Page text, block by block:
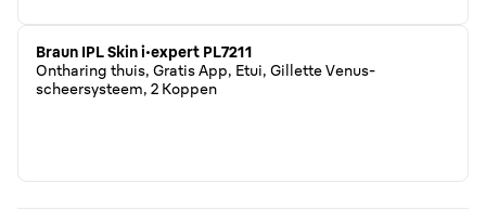
Braun IPL Skin i·expert PL7211
Ontharing thuis, Gratis App, Etui, Gillette Venus-
scheersysteem, 2 Koppen